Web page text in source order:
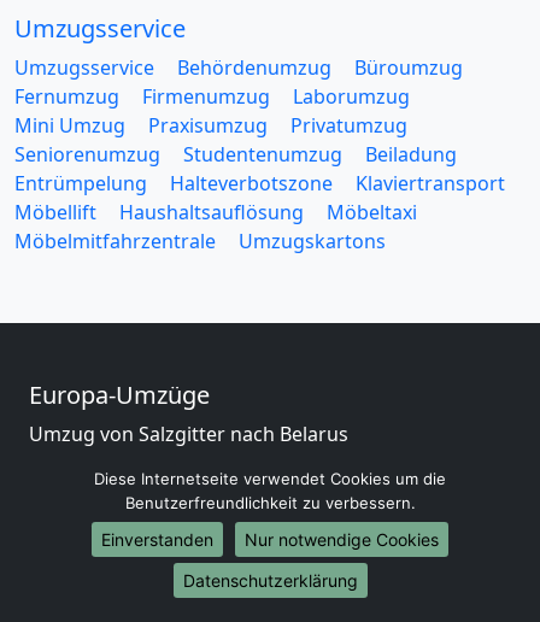
Umzugsservice
Umzugsservice Behördenumzug
Büroumzug
Fernumzug
Firmenumzug
Laborumzug
Mini Umzug
Praxisumzug
Privatumzug
Seniorenumzug
Studentenumzug
Beiladung
Entrümpelung
Halteverbotszone
Klaviertransport
Möbellift
Haushaltsauflösung
Möbeltaxi
Möbelmitfahrzentrale
Umzugskartons
Europa-Umzüge
Umzug von Salzgitter nach Belarus
Umzug von Salzgitter nach Bulgarien
Umzug von Salzgitter nach Dänemark
Umzug von Salzgitter nach England
Umzug von Salzgitter nach Portugal
Umzug von Salzgitter nach Bosnien
Diese Internetseite verwendet Cookies um die
Benutzerfreundlichkeit zu verbessern.
Einverstanden
Nur notwendige Cookies
Datenschutzerklärung